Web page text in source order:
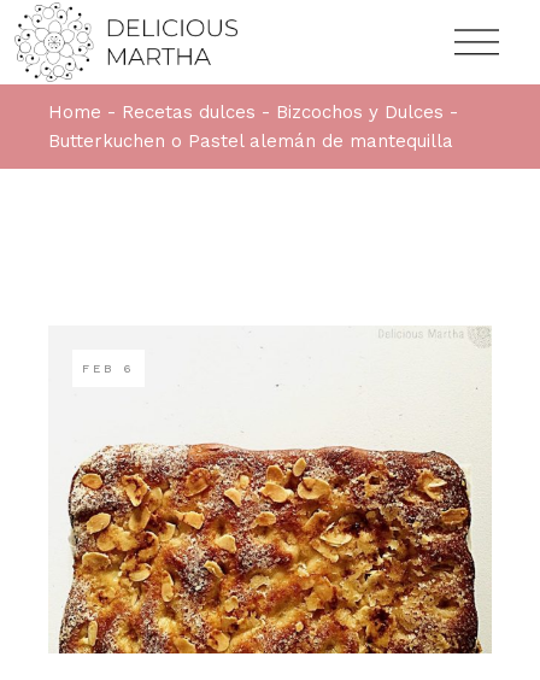
Home Recetas dulces
Bizcochos y Dulces
Butterkuchen o Pastel alemán de mantequilla
FEB 6